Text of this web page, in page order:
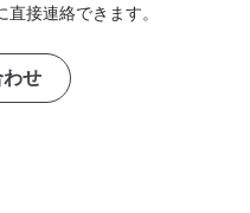
接連絡できます。
わせ